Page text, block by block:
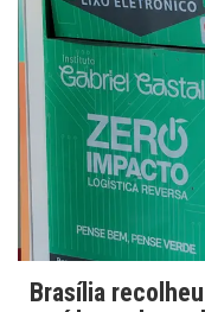
Brasília